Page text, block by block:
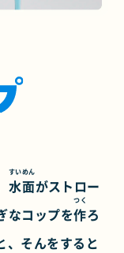
水面
すいめん
がストロー
なコップを作
つく
ろ
、そんをすると